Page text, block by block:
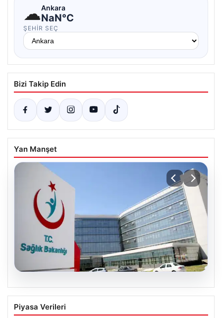
☁Ankara
NaN°C
ŞEHIR SEÇ
Bizi Takip Edin
Yan Manşet
Sağlık Bakanlığı 26 bin 673 personel
alımı başvuru tarihi ne zaman? Sağlık
Piyasa Verileri